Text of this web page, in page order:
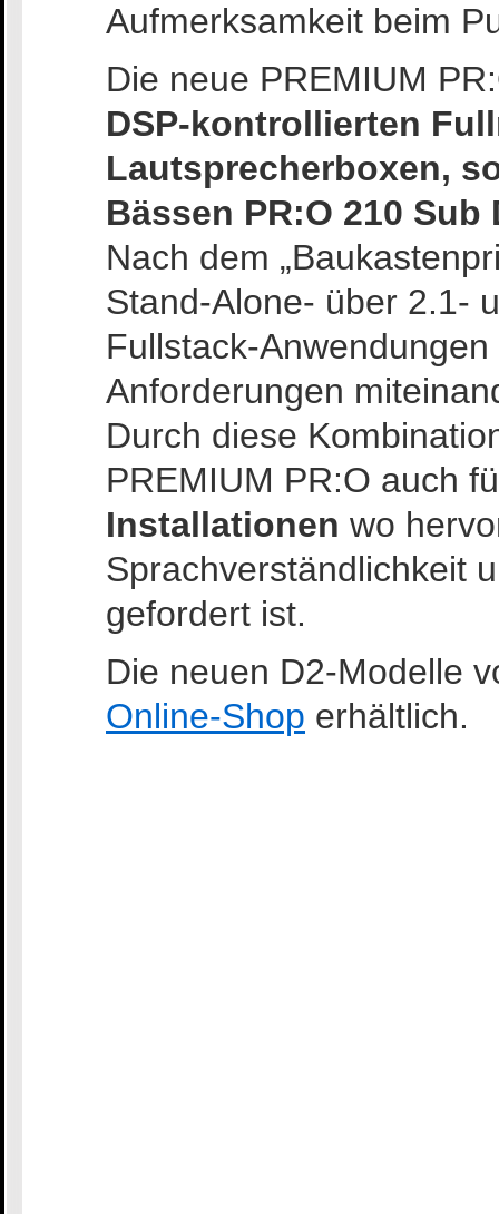
Aufmerksamkeit beim
Die neue PREMIUM
DSP-kontrollierten
Lautsprecherboxen,
Bässen PR:O 210 Sub
Nach dem
Stand-Alone- über 2.1-
Fullstack-
Anforderungen
Durch diese
PREMIUM PR:O auch
Installationen wo
Sprachverständlichkeit
gefordert ist.
Die neuen D2-Modelle
Online-Shop erhältlich.